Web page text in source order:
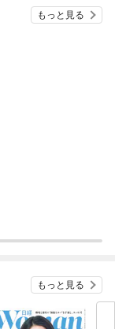
もっと見る
もっと見る